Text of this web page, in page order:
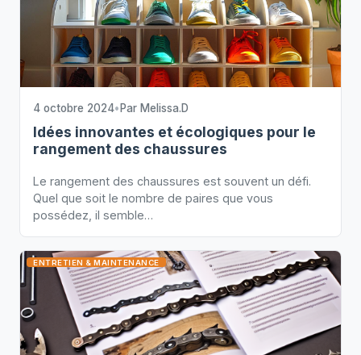
4 octobre 2024• Par Melissa.D
Idées innovantes et écologiques pour le
rangement des chaussures
Le rangement des chaussures est souvent un défi.
Quel que soit le nombre de paires que vous
possédez, il semble…
ENTRETIEN & MAINTENANCE